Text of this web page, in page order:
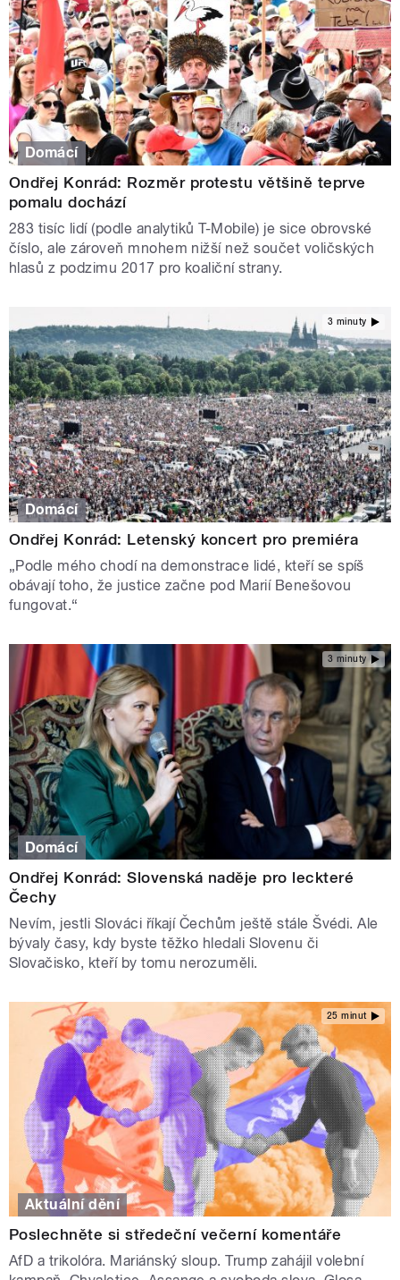
Domácí
Ondřej Konrád: Rozměr protestu většině teprve
pomalu dochází
283 tisíc lidí (podle analytiků T-Mobile) je sice obrovské
číslo, ale zároveň mnohem nižší než součet voličských
hlasů z podzimu 2017 pro koaliční strany.
3 minuty
Domácí
Ondřej Konrád: Letenský koncert pro premiéra
„Podle mého chodí na demonstrace lidé, kteří se spíš
obávají toho, že justice začne pod Marií Benešovou
fungovat.“
3 minuty
Domácí
Ondřej Konrád: Slovenská naděje pro leckteré
Čechy
Nevím, jestli Slováci říkají Čechům ještě stále Švédi. Ale
bývaly časy, kdy byste těžko hledali Slovenu či
Slovačisko, kteří by tomu nerozuměli.
25 minut
Aktuální dění
Poslechněte si středeční večerní komentáře
AfD a trikolóra. Mariánský sloup. Trump zahájil volební